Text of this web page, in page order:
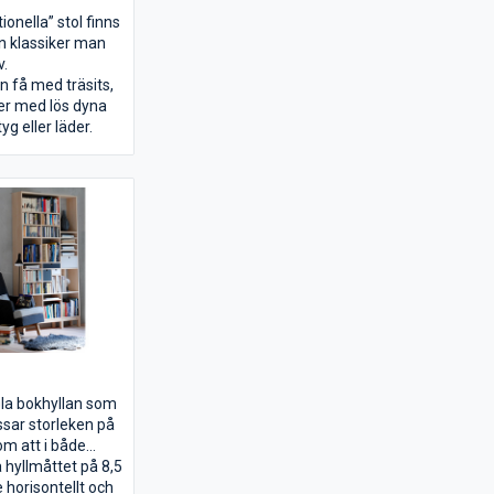
stol finns
klassiker man
få med träsits,
med lös dyna
eller läder.
bokhyllan som
storleken på
att i både
placera
efter vad du
hyllmåttet på 8,5
horisontellt och